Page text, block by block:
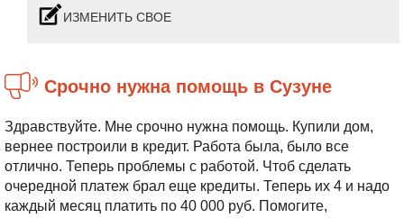
ИЗМЕНИТЬ СВОЕ
Срочно нужна помощь в Сузуне
Здравствуйте. Мне срочно нужна помощь. Купили дом,
вернее построили в кредит. Работа была, было все
отлично. Теперь проблемы с работой. Чтоб сделать
очередной платеж брал еще кредиты. Теперь их 4 и надо
каждый месяц платить по 40 000 руб. Помогите,